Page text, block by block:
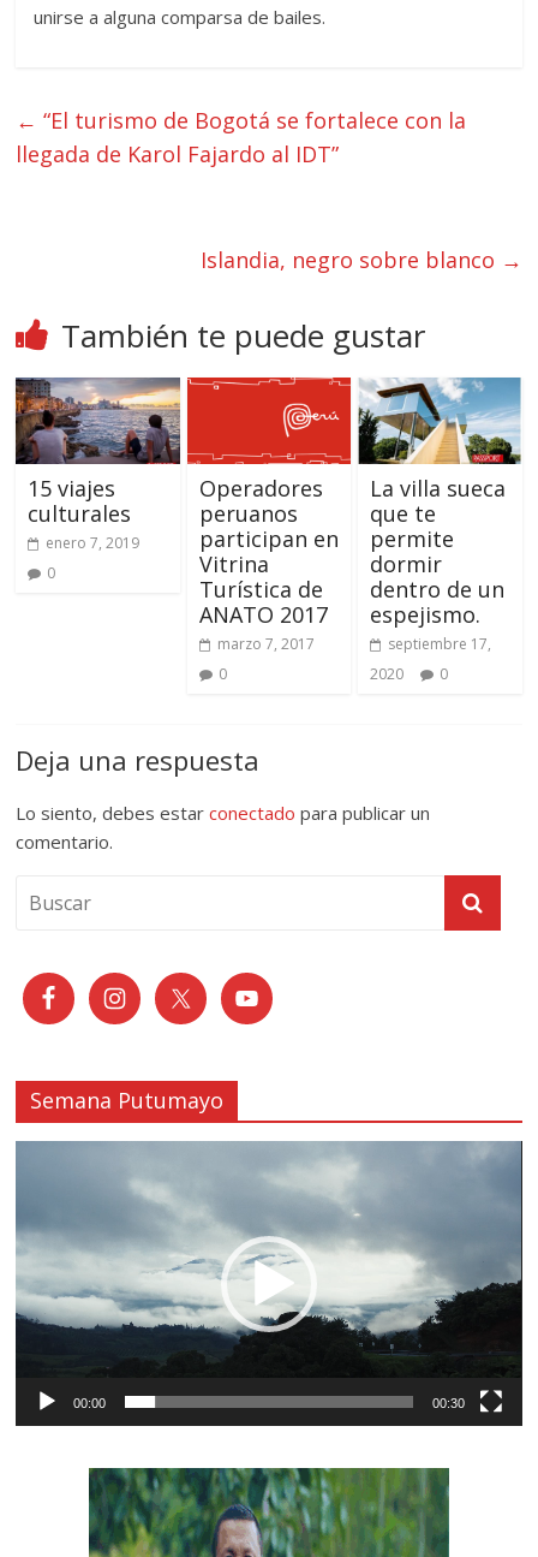
unirse a alguna comparsa de bailes.
← “El turismo de Bogotá se fortalece con la
llegada de Karol Fajardo al IDT”
Islandia, negro sobre blanco →
También te puede gustar
15 viajes
culturales
enero 7, 2019
0
Operadores
peruanos
participan en
Vitrina
Turística de
ANATO 2017
marzo 7, 2017
0
La villa sueca
que te
permite
dormir
dentro de un
espejismo.
septiembre 17,
2020
0
Deja una respuesta
Lo siento, debes estarconectado para publicar un
comentario.
Semana Putumayo
00:00 00:30